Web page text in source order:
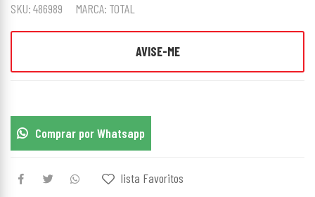
SKU:486989 MARCA: TOTAL
AVISE-ME
Comprar por Whatsapp
lista Favoritos